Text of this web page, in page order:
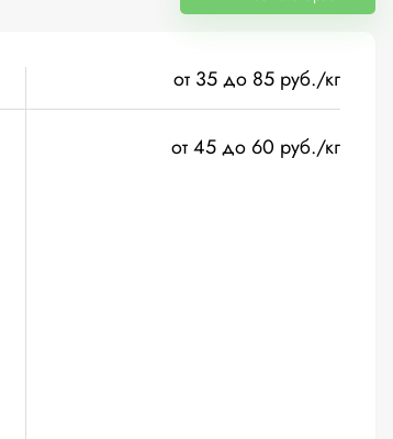
от 35 до 85 руб./кг
от 45 до 60 руб./кг